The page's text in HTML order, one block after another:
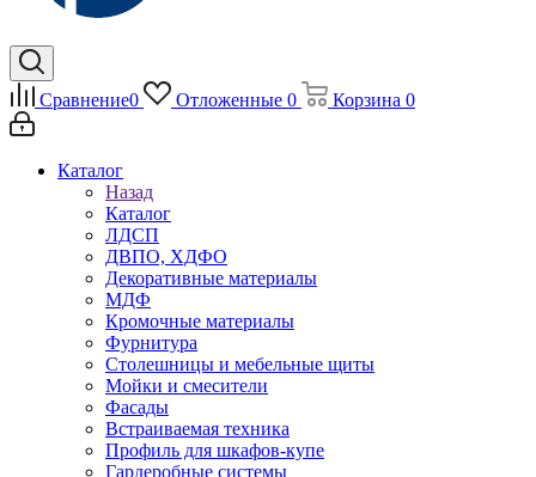
Сравнение0 Отложенные 0 Корзина 0
Каталог
Назад
Каталог
ЛДСП
ДВПО, ХДФО
Декоративные материалы
МДФ
Кромочные материалы
Фурнитура
Столешницы и мебельные щиты
Мойки и смесители
Фасады
Встраиваемая техника
Профиль для шкафов-купе
Гардеробные системы